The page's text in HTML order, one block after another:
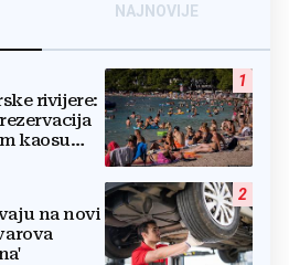
NAJNOVIJE
1
rivijere:
kaosu
2
na novi